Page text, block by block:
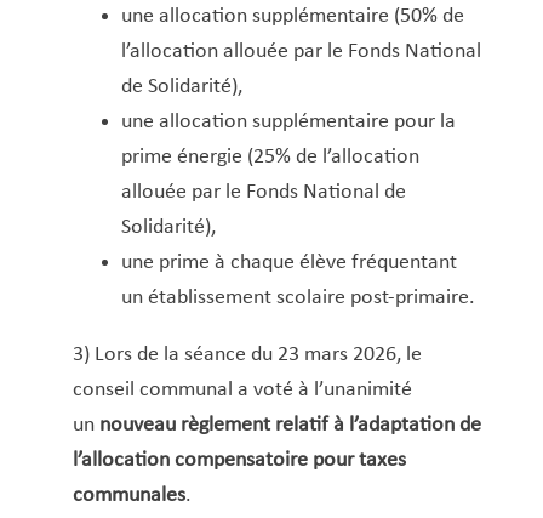
Demande de logement pour jeunes actifs
Déménagement
Dépôt de statut d’un club ou d’une association
Extrait des registres de l’état civil
Fiche de retenue d’impôt
Infos pour ressortissants d’un État tiers
Inscription à l’école fondamentale
personnes physiques (RCPP)
Inscription aux structures d’accueil
Inscription sur les listes électorales
Légalisation de signature
Lieux pour célébrer un mariage civil/PACS
une allocation supplémentaire (50% de
l’allocation allouée par le Fonds National
de Solidarité),
une allocation supplémentaire pour la
prime énergie (25% de l’allocation
allouée par le Fonds National de
Solidarité),
une prime à chaque élève fréquentant
un établissement scolaire post-primaire.
3) Lors de la séance du 23 mars 2026, le
conseil communal a voté à l’unanimité
un nouveau règlement relatif à l’adaptation de
l’allocation compensatoire pour taxes
communales.